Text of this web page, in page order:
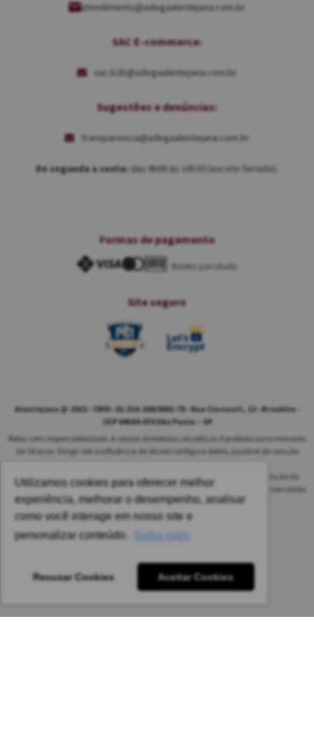
Utilizamos cookies para oferecer melhor
experiência, melhorar o desempenho, analisar
como você interage em nosso site e
personalizar conteúdo.
Saiba mais
Recusar Cookies Aceitar Cookies
atendimento@adegaalentejana.com.br
SAC E-commerce:
sac.b2b@adegaalentejana.com.br
Sugestões e denúncias:
transparencia@adegaalentejana.com.br
De segunda a sexta: das 9h00 às 18h30 (exceto feriado).
Formas de pagamento
Boleto parcelado
Site seguro
Alentejana @ 2022 - CNPJ: 02.314.269/0001-78 - Rua Cincinati, 12 - Brooklin -
CEP 04564-070 São Paulo – SP
Beba com responsabilidade. A venda de bebidas alcoólicas é proibida para menores
de 18 anos. Dirigir sob a influência de álcool configura delito, passível de sanção
As safras dos vinhos poderão ser diferentes das informadas no site em função da
disponibilidade do nosso estoque. Alteração de preços e condições comerciais estão
sujeitas a alteração sem aviso prévio.
Pedido mínimo: R$ 1.650,00 para todas as regiões.
Imagens meramente ilustrativas.